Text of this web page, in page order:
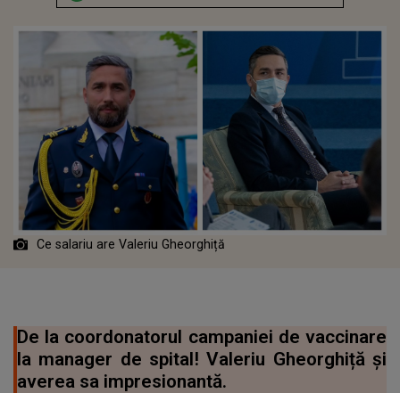
Ce salariu are Valeriu Gheorghiță
De la coordonatorul campaniei de vaccinare
la manager de spital! Valeriu Gheorghiță și
averea sa impresionantă.